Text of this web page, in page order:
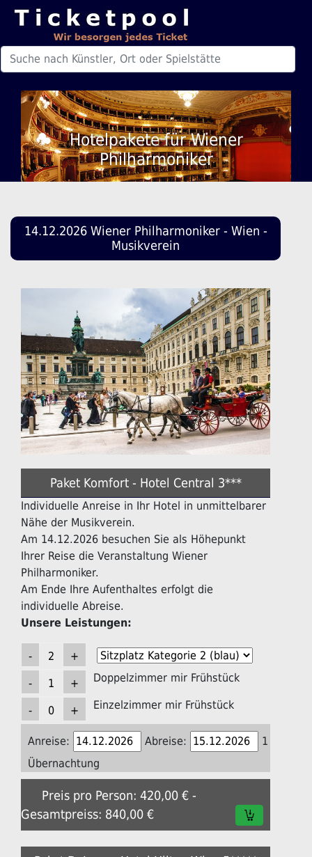
Hotelpakete für Wiener
Philharmoniker
14.12.2026 Wiener Philharmoniker - Wien -
Musikverein
Paket Komfort - Hotel Central 3***
Individuelle Anreise in Ihr Hotel in unmittelbarer
Nähe der Musikverein.
Am 14.12.2026 besuchen Sie als Höhepunkt
Ihrer Reise die Veranstaltung Wiener
Philharmoniker.
Am Ende Ihre Aufenthaltes erfolgt die
individuelle Abreise.
Unsere Leistungen:
Doppelzimmer mir Frühstück
Einzelzimmer mir Frühstück
Anreise: Abreise:
1
Übernachtung
Preis pro Person: 420,00 € -
Gesamtpreiss: 840,00 €